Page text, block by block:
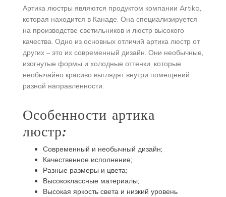
Артика люстры являются продуктом компании Artika,
которая находится в Канаде. Она специализируется
на производстве светильников и люстр высокого
качества. Одно из основных отличий артика люстр от
других – это их современный дизайн. Они необычные,
изогнутые формы и холодные оттенки, которые
необычайно красиво выглядят внутри помещений
разной направленности.
Особенности артика
люстр:
Современный и необычный дизайн;
Качественное исполнение;
Разные размеры и цвета;
Высококлассные материалы;
Высокая яркость света и низкий уровень